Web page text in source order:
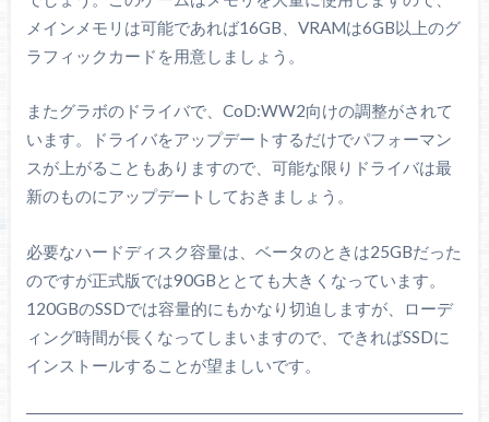
メインメモリは可能であれば16GB、VRAMは6GB以上のグ
ラフィックカードを用意しましょう。
またグラボのドライバで、CoD:WW2向けの調整がされて
います。ドライバをアップデートするだけでパフォーマン
スが上がることもありますので、可能な限りドライバは最
新のものにアップデートしておきましょう。
必要なハードディスク容量は、ベータのときは25GBだった
のですが正式版では90GBととても大きくなっています。
120GBのSSDでは容量的にもかなり切迫しますが、ローデ
ィング時間が長くなってしまいますので、できればSSDに
インストールすることが望ましいです。